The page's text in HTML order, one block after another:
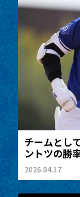
チームとし
ントツの勝
2026.04.17